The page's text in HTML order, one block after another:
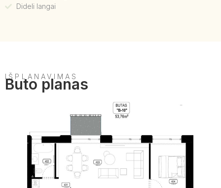
Dideli langai
IŠPLANAVIMAS
Buto planas